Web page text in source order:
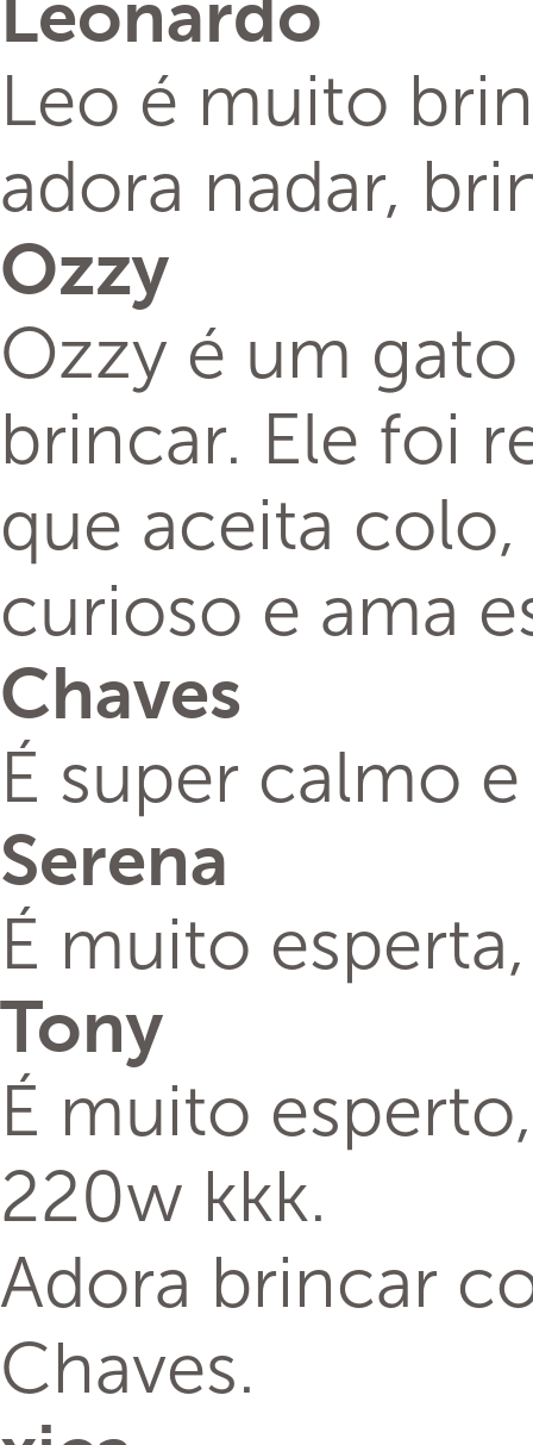
Leonardo
Leo é muito
adora nadar,
Ozzy
Ozzy é um
brincar. Ele foi
que aceita
curioso e ama
Chaves
É super calmo
Serena
É muito
Tony
É muito
220w kkk.
Adora brincar
Chaves.